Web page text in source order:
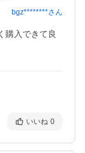
bgz********さん
購入できて良
いいね 0